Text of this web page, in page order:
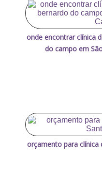
onde encontrar clínica
do campo em
orçamento para clínica